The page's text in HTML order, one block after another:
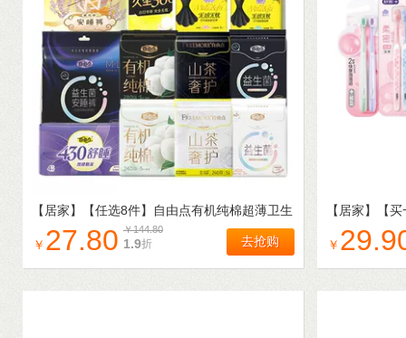
【居家】
【任选8件】自由点有机纯棉超薄卫生
巾日夜用安睡裤官方旗舰店3
￥ 27.80 ￥144.80
1.9折 去抢购
【居家】
【
成人套装家
￥